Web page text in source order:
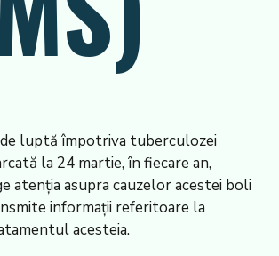
de luptă împotriva tuberculozei
la 24 martie, în fiecare an,
atenția asupra cauzelor acestei boli
informații referitoare la
acesteia.